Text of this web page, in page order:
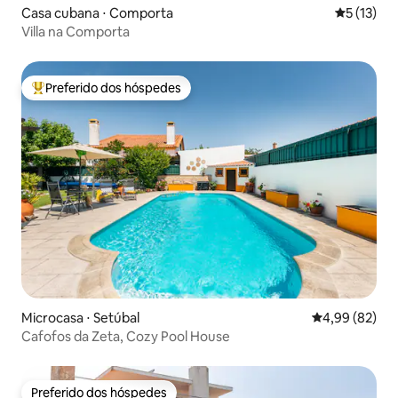
Casa cubana ⋅ Comporta 5 de uma
5 (13)
Villa na Comporta
Entre os melhores preferidos dos hóspedes
Preferido dos hóspedes
Microcasa ⋅ Setúbal 4,99 de uma
4,99 (82)
Cafofos da Zeta, Cozy Pool House
Preferido dos hóspedes